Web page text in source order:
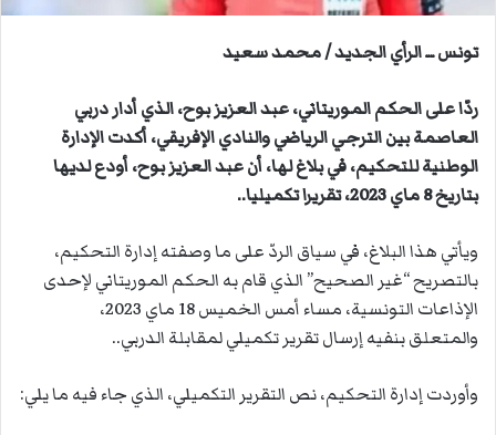
و
ي
ا
تونس ــ الرأي الجديد / محمد سعيد
ردّا على الحكم الموريتاني، عبد العزيز بوح، الذي أدار دربي
العاصمة بين الترجي الرياضي والنادي الإفريقي، أكدت الإدارة
الوطنية للتحكيم، في بلاغ لها، أن عبد العزيز بوح، أودع لديها
بتاريخ 8 ماي 2023، تقريرا تكميليا..
ويأتي هذا البلاغ، في سياق الردّ على ما وصفته إدارة التحكيم،
بالتصريح “غير الصحيح” الذي قام به الحكم الموريتاني لإحدى
الإذاعات التونسية، مساء أمس الخميس 18 ماي 2023،
والمتعلق بنفيه إرسال تقرير تكميلي لمقابلة الدربي..
وأوردت إدارة التحكيم، نص التقرير التكميلي، الذي جاء فيه ما يلي: